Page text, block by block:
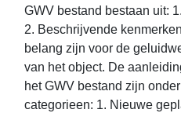
GWV bestand bestaan uit:
2. Beschrijvende
belang zijn voor de
van het object. De
het GWV bestand zijn
categorieen: 1. Nieuwe